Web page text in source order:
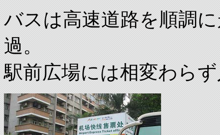
バスは高速道路を順調
過。
駅前広場には相変わら